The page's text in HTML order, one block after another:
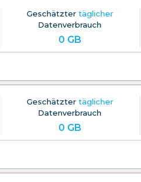
Geschätzter täglicher
Datenverbrauch
0 GB
Geschätzter täglicher
Datenverbrauch
0 GB